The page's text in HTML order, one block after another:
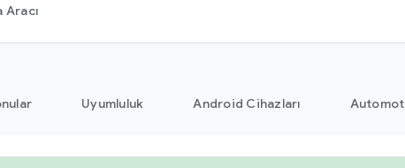
Uyumluluk Android Cihazları